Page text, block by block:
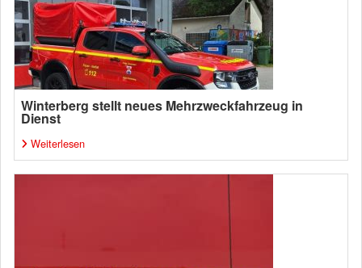
Winterberg stellt neues Mehrzweckfahrzeug in
Dienst
Weiterlesen